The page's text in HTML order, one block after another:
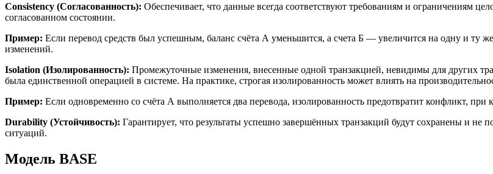
Consistency (Согласованность): Обеспечивает, что данные всегда соответствуют требованиям и ограничениям
согласованном состоянии.
Пример: Если перевод средств был успешным, баланс счёта А уменьшится, а счета Б — увеличится на одну и ту
изменений.
Isolation (Изолированность): Промежуточные изменения, внесенные одной транзакцией, невидимы для других
была единственной операцией в системе. На практике, строгая изолированность может влиять на
Пример: Если одновременно со счёта А выполняется два перевода, изолированность предотвратит конфликт, при
Durability (Устойчивость): Гарантирует, что результаты успешно завершённых транзакций будут сохранены и
ситуаций.
Модель BASE